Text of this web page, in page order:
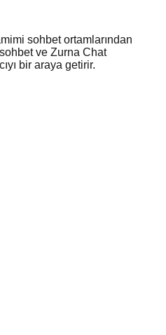
sohbet ortamlarından
ve Zurna Chat
bir araya getirir.